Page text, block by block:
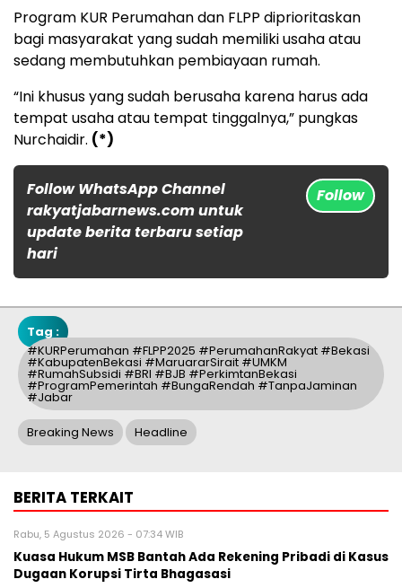
Program KUR Perumahan dan FLPP diprioritaskan
bagi masyarakat yang sudah memiliki usaha atau
sedang membutuhkan pembiayaan rumah.
“Ini khusus yang sudah berusaha karena harus ada
tempat usaha atau tempat tinggalnya,” pungkas
Nurchaidir. (*)
Follow WhatsApp Channel
rakyatjabarnews.com untuk
update berita terbaru setiap
hari
Follow
Tag :
#KURPerumahan #FLPP2025 #PerumahanRakyat #Bekasi
#KabupatenBekasi #MaruararSirait #UMKM
#RumahSubsidi #BRI #BJB #PerkimtanBekasi
#ProgramPemerintah #BungaRendah #TanpaJaminan
#Jabar
Breaking News Headline
BERITA TERKAIT
Rabu, 5 Agustus 2026 - 07:34 WIB
Kuasa Hukum MSB Bantah Ada Rekening Pribadi di Kasus
Dugaan Korupsi Tirta Bhagasasi